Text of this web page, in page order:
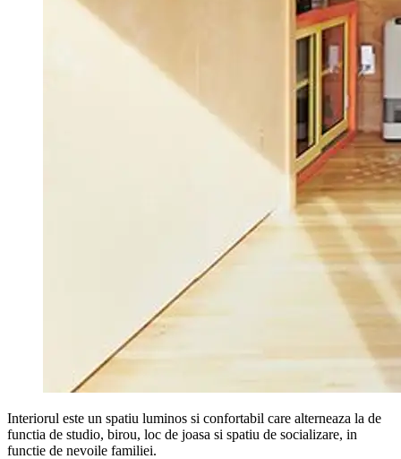
Interiorul este un spatiu luminos si confortabil care alterneaza la de
functia de studio, birou, loc de joasa si spatiu de socializare, in
functie de nevoile familiei.